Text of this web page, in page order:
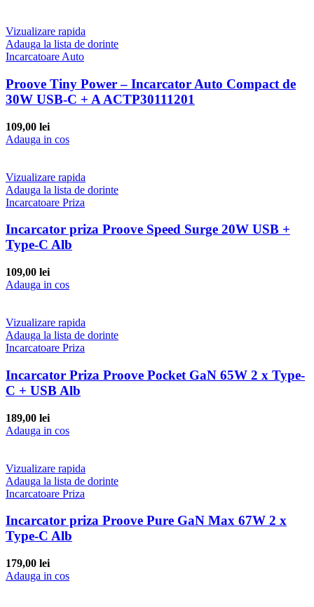
Vizualizare rapida
Adauga la lista de dorinte
Incarcatoare Auto
Proove Tiny Power – Incarcator Auto Compact de
30W USB-C + A ACTP30111201
109,00 lei
Adauga in cos
Vizualizare rapida
Adauga la lista de dorinte
Incarcatoare Priza
Incarcator priza Proove Speed Surge 20W USB +
Type-C Alb
109,00 lei
Adauga in cos
Vizualizare rapida
Adauga la lista de dorinte
Incarcatoare Priza
Incarcator Priza Proove Pocket GaN 65W 2 x Type-
C + USB Alb
189,00 lei
Adauga in cos
Vizualizare rapida
Adauga la lista de dorinte
Incarcatoare Priza
Incarcator priza Proove Pure GaN Max 67W 2 x
Type-C Alb
179,00 lei
Adauga in cos